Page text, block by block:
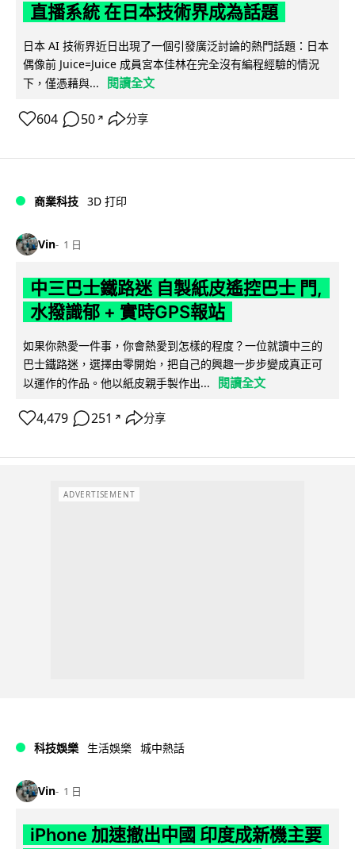
直播系統 在日本技術界成為話題
日本 AI 技術界近日出現了一個引發廣泛討論的熱門話題：日本
偶像前 Juice=Juice 成員宮本佳林在完全沒有編程經驗的情況
下，僅憑藉與...
閱讀全文
604 50 ↗ 分享
商業科技 3D 打印
Vin 1 日
中三巴士鐵路迷 自製紙皮遙控巴士 門,
水撥識郁 + 實時GPS報站
如果你熱愛一件事，你會熱愛到怎樣的程度？一位就讀中三的
巴士鐵路迷，選擇由零開始，把自己的興趣一步步變成真正可
以運作的作品。他以紙皮親手製作出...
閱讀全文
4,479 251 ↗ 分享
ADVERTISEMENT
科技娛樂 生活娛樂 城中熱話
Vin 1 日
iPhone 加速撤出中國 印度成新機主要